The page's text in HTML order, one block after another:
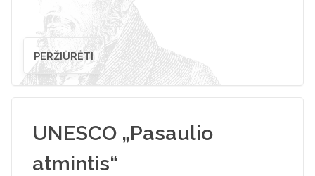
PERŽIŪRĖTI
UNESCO „Pasaulio
atmintis“